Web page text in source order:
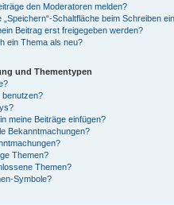
den Moderatoren melden?
„Speichern“-Schaltfläche beim Schreiben
Beitrag erst freigegeben werden?
ein Thema als neu?
und Thementypen
benutzen?
meine Beiträge einfügen?
Bekanntmachungen?
Themen?
Themen?
Symbole?